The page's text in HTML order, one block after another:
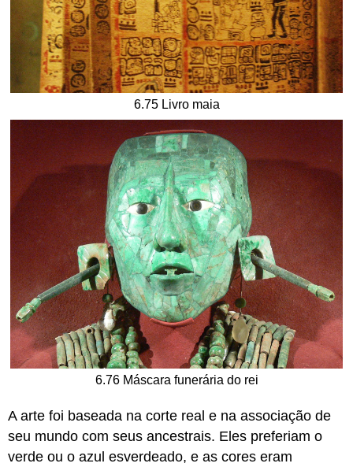
6.75 Livro maia
6.76 Máscara funerária do rei
A arte foi baseada na corte real e na associação de
seu mundo com seus ancestrais. Eles preferiam o
verde ou o azul esverdeado, e as cores eram